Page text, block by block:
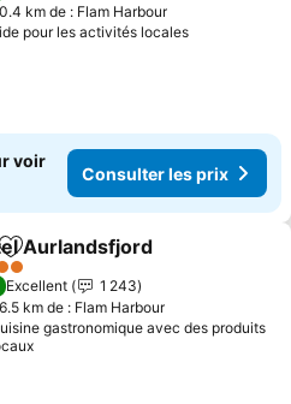
km de : Flam Harbour
pour les activités locales
voir
Consulter les prix
Ajouter à mes favoris
Aurlandsfjord
Excellent
1 243
km de : Flam Harbour
gastronomique avec des produits